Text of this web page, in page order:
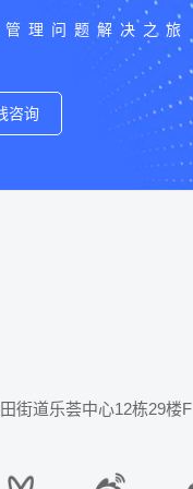
理问题解决之旅
咨询
街道乐荟中心12栋29楼F